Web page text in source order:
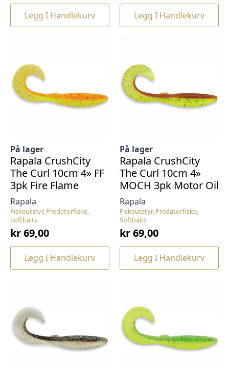
Legg I Handlekurv Legg I Handlekurv
Fiskeutstyr, Predatorfiske,
Softbaits
Rapala
På lager
Rapala CrushCity
The Curl 10cm 4» FF
3pk Fire Flame
kr69,00
Legg I Handlekurv
Fiskeutstyr, Predatorfiske,
Softbaits
Rapala
På lager
Rapala CrushCity
The Curl 10cm 4»
MOCH 3pk Motor Oil
kr69,00
Legg I Handlekurv